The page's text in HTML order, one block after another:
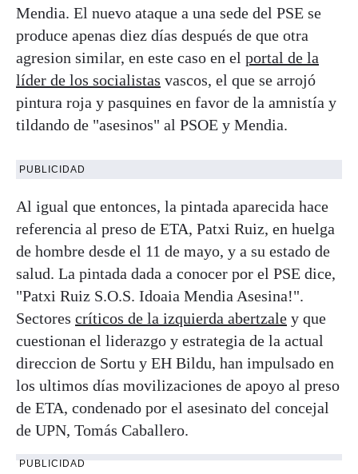
Mendia. El nuevo ataque a una sede del PSE se
produce apenas diez días después de que otra
agresion similar, en este caso en el portal de la
líder de los socialistas vascos, el que se arrojó
pintura roja y pasquines en favor de la amnistía y
tildando de "asesinos" al PSOE y Mendia.
PUBLICIDAD
Al igual que entonces, la pintada aparecida hace
referencia al preso de ETA, Patxi Ruiz, en huelga
de hombre desde el 11 de mayo, y a su estado de
salud. La pintada dada a conocer por el PSE dice,
"Patxi Ruiz S.O.S. Idoaia Mendia Asesina!".
Sectores críticos de la izquierda abertzale y que
cuestionan el liderazgo y estrategia de la actual
direccion de Sortu y EH Bildu, han impulsado en
los ultimos días movilizaciones de apoyo al preso
de ETA, condenado por el asesinato del concejal
de UPN, Tomás Caballero.
PUBLICIDAD